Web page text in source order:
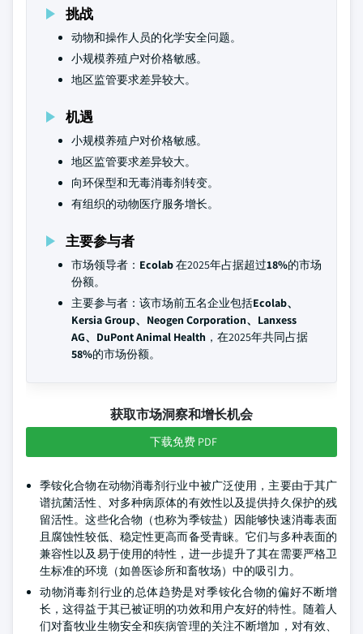
挑战
动物和操作人员的化学安全问题。
小规模养殖户对价格敏感。
地区监管要求差异较大。
机遇
小规模养殖户对价格敏感。
地区监管要求差异较大。
向环保型和无毒消毒剂转变。
有组织的动物医疗服务增长。
主要参与者
市场领导者： Ecolab在2025年占据超过18%的市场
份额。
主要参与者：该市场前五名企业包括Ecolab、
Kersia Group、Neogen Corporation、Lanxess
AG、DuPont Animal Health ，在2025年共同占据
58%的市场份额。
获取市场洞察和增长机会
下载免费 PDF
季铵化合物在动物消毒剂行业中被广泛使用，主要由于其广
谱抗菌活性、对多种病原体的有效性以及提供持久保护的残
留活性。这些化合物（也称为季铵盐）因能够快速消毒表面
且腐蚀性较低、稳定性更高而备受青睐。它们与多种表面的
兼容性以及易于使用的特性，进一步提升了其在需要严格卫
生标准的环境（如兽医诊所和畜牧场）中的吸引力。
动物消毒剂行业的总体趋势是对季铵化合物的偏好不断增
长，这得益于其已被证明的功效和用户友好的特性。随着人
们对畜牧业生物安全和疾病管理的关注不断增加，对有效、